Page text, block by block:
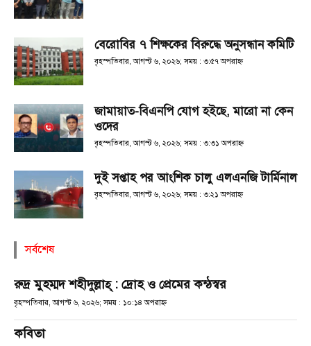
বেরোবির ৭ শিক্ষকের বিরুদ্ধে অনুসন্ধান কমিটি
বৃহস্পতিবার, আগস্ট ৬, ২০২৬; সময় : ৩:৫৭ অপরাহ্ণ
জামায়াত-বিএনপি যোগ হইছে, মারো না কেন
ওদের
বৃহস্পতিবার, আগস্ট ৬, ২০২৬; সময় : ৩:৩১ অপরাহ্ণ
দুই সপ্তাহ পর আংশিক চালু এলএনজি টার্মিনাল
বৃহস্পতিবার, আগস্ট ৬, ২০২৬; সময় : ৩:২১ অপরাহ্ণ
সর্বশেষ
রুদ্র মুহম্মদ শহীদুল্লাহ্ : দ্রোহ ও প্রেমের কন্ঠস্বর
বৃহস্পতিবার, আগস্ট ৬, ২০২৬; সময় : ১০:১৪ অপরাহ্ণ
কবিতা